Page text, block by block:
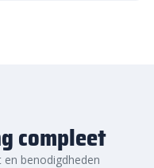
compleet
benodigdheden